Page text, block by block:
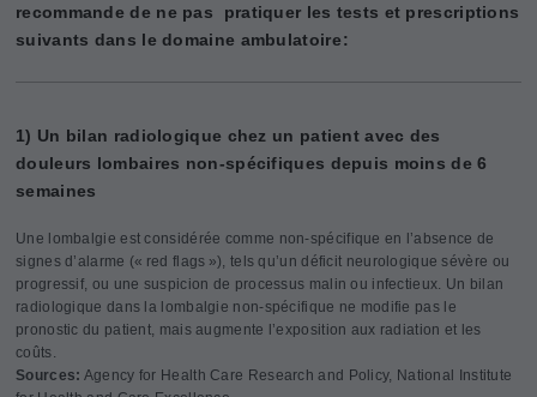
recommande de ne pas pratiquer les tests et prescriptions
suivants dans le domaine ambulatoire :
1) Un bilan radiologique chez un patient avec des
douleurs lombaires non-spécifiques depuis moins de 6
semaines
Une lombalgie est considérée comme non-spécifique en l’absence de
signes d’alarme (« red flags »), tels qu’un déficit neurologique sévère ou
progressif, ou une suspicion de processus malin ou infectieux. Un bilan
radiologique dans la lombalgie non-spécifique ne modifie pas le
pronostic du patient, mais augmente l’exposition aux radiation et les
coûts.
Sources: Agency for Health Care Research and Policy, National Institute